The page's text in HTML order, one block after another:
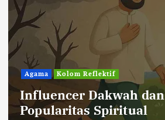
Agama Kolom Reflektif
Influencer Dakwah
Popularitas Spiritual